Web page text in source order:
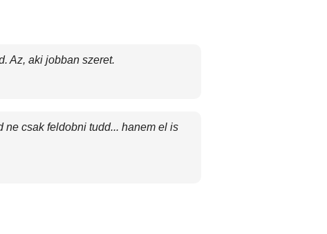
Az, aki jobban szeret.
ne csak feldobni tudd... hanem el is